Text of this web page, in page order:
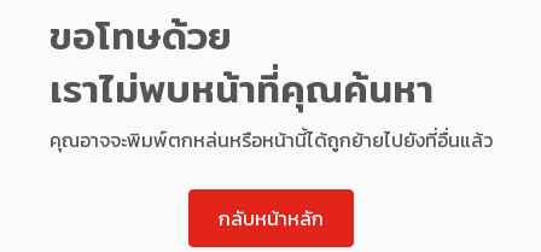
ขอโทษด้วย
เราไม่พบหน้าที่คุณค้นหา
คุณอาจจะพิมพ์ตกหล่นหรือหน้านี้ได้ถูกย้ายไปยังที่อื่นแล้ว
กลับหน้าหลัก